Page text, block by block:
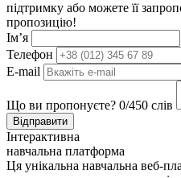
підтримку або можете її
пропозицію!
Ім’я
Телефон
E-mail
Що ви пропонуєте? 0/450 слів
Відправити
Інтерактивна
навчальна платформа
Ця унікальна навчальна веб-